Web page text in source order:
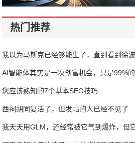
热门推荐
我以为马斯克已经够能生了，直到看到
AI智能体其实是一次创富机会，只是99%
错过了
您应该熟知的7个基本SEO技巧
西祠胡同复活了，但发帖的人已经不见了
我天天用GLM，还经常被它气到爆炸，但